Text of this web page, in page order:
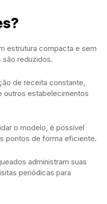
estrutura compacta e sem
reduzidos.
de receita constante,
outros estabelecimentos
o modelo, é possível
pontos de forma eficiente.
administram suas
periódicas para